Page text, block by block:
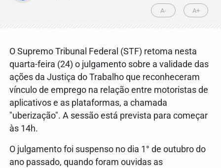
A- A+
O Supremo Tribunal Federal (STF) retoma nesta
quarta-feira (24) o julgamento sobre a validade das
ações da Justiça do Trabalho que reconheceram
vínculo de emprego na relação entre motoristas de
aplicativos e as plataformas, a chamada
"uberização". A sessão está prevista para começar
às 14h.
O julgamento foi suspenso no dia 1° de outubro do
ano passado, quando foram ouvidas as